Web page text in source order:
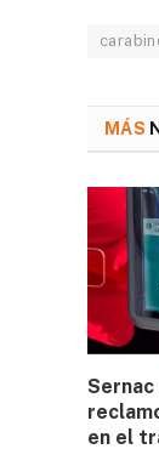
MÁS
Sernac
en el